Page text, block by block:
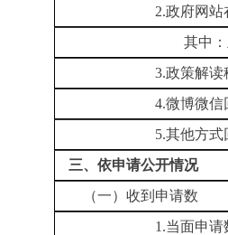
2.政府网站在线
其中：主要负责
3.政策解读稿
4.微博微信回
5.其他方式回
三、依申请公开情况
（一）收到申请数
1.当面申请